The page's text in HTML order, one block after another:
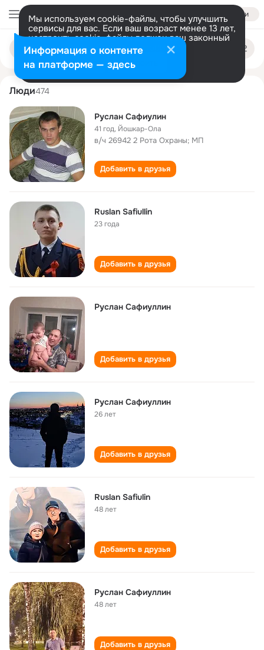
Войти
Мы используем cookie-файлы, чтобы улучшить
сервисы для вас. Если ваш возраст менее 13 лет,
настроить cookie-файлы должен ваш законный
представитель. Больше информации
Разрешить все Настроить
Поиск
людям
ruslan safiullin
Люди474
Руслан Сафиулин
41 год, Йошкар-Ола
в/ч 26942 2 Рота Охраны; МП
Добавить в друзья
Ruslan Safiullin
23 года
Добавить в друзья
Руслан Сафиуллин
Добавить в друзья
Руслан Сафиуллин
26 лет
Добавить в друзья
Ruslan Safiulin
48 лет
Добавить в друзья
Руслан Сафиуллин
48 лет
Добавить в друзья
Информация о контенте
на платформе — здесь